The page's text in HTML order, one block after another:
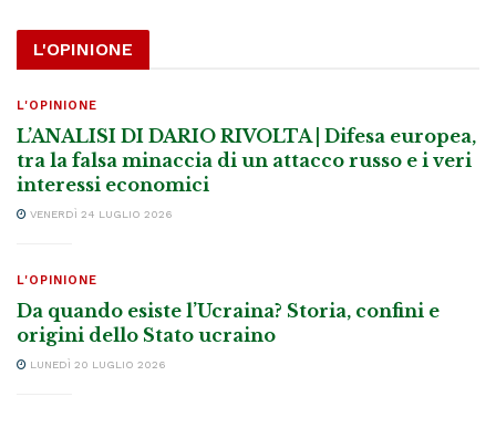
L'OPINIONE
L'OPINIONE
L’ANALISI DI DARIO RIVOLTA | Difesa europea,
tra la falsa minaccia di un attacco russo e i veri
interessi economici
VENERDÌ 24 LUGLIO 2026
L'OPINIONE
Da quando esiste l’Ucraina? Storia, confini e
origini dello Stato ucraino
LUNEDÌ 20 LUGLIO 2026